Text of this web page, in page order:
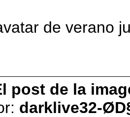
de verano
post de la
darklive32-